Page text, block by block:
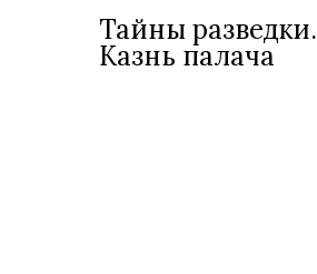
Тайны разведки.
Казнь палача